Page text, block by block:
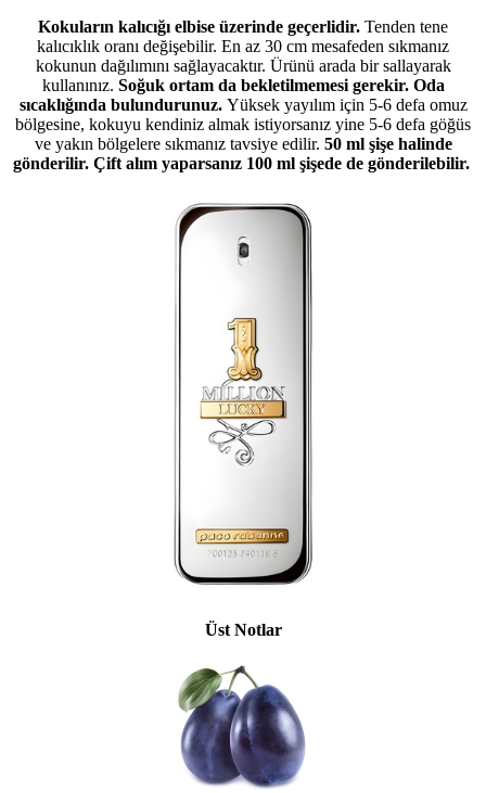
Kokuların kalıcığı elbise üzerinde geçerlidir. Tenden tene
kalıcıklık oranı değişebilir. En az 30 cm mesafeden sıkmanız
kokunun dağılımını sağlayacaktır. Ürünü arada bir sallayarak
kullanınız. Soğuk ortam da bekletilmemesi gerekir. Oda
sıcaklığında bulundurunuz. Yüksek yayılım için 5-6 defa omuz
bölgesine, kokuyu kendiniz almak istiyorsanız yine 5-6 defa göğüs
ve yakın bölgelere sıkmanız tavsiye edilir. 50 ml şişe halinde
gönderilir. Çift alım yaparsanız 100 ml şişede de gönderilebilir.
Üst Notlar